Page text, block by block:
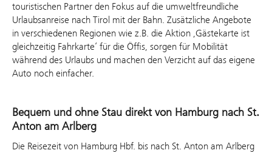
touristischen Partner den Fokus auf die umweltfreundliche
Urlaubsanreise nach Tirol mit der Bahn. Zusätzliche Angebote
in verschiedenen Regionen wie z.B. die Aktion ‚Gästekarte ist
gleichzeitig Fahrkarte‘ für die Öffis, sorgen für Mobilität
während des Urlaubs und machen den Verzicht auf das eigene
Auto noch einfacher.
Bequem und ohne Stau direkt von Hamburg nach St.
Anton am Arlberg
Die Reisezeit von Hamburg Hbf. bis nach St. Anton am Arlberg